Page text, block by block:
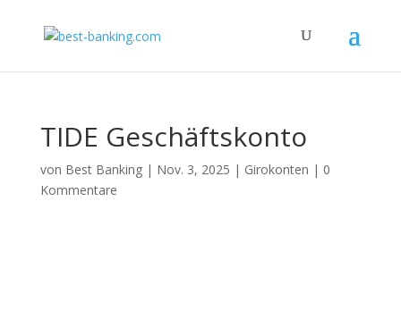
TIDE Geschäftskonto
von Best Banking| Nov. 3, 2025 | Girokonten | 0
Kommentare